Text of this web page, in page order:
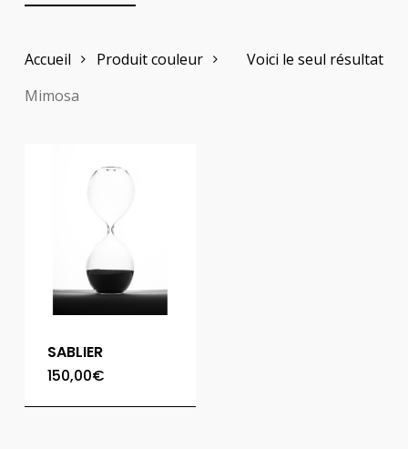
Voici le seul résultat
Accueil
Produit couleur
Mimosa
SABLIER
150,00€